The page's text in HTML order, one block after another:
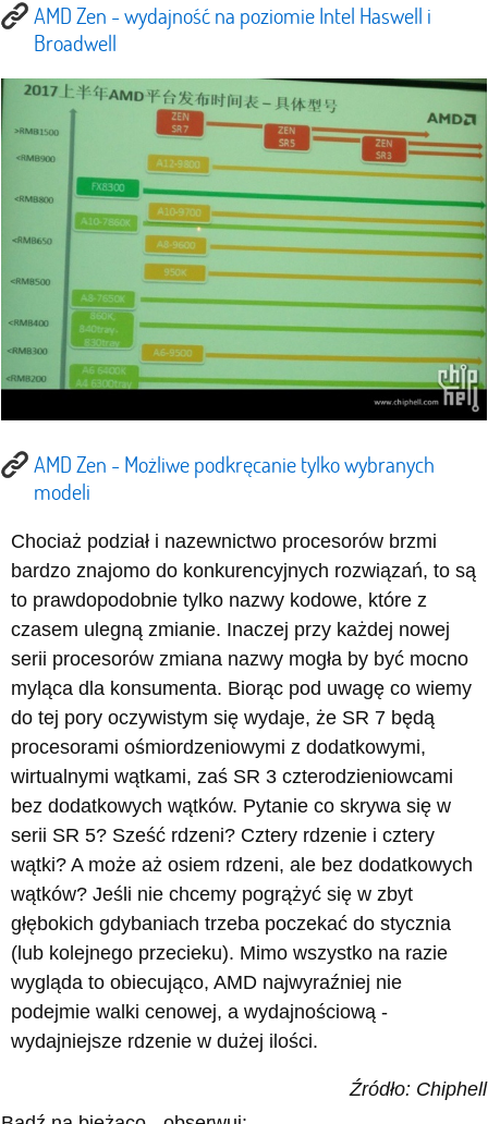
AMD Zen - wydajność na poziomie Intel Haswell i
Broadwell
AMD Zen - Możliwe podkręcanie tylko wybranych
modeli
Chociaż podział i nazewnictwo procesorów brzmi
bardzo znajomo do konkurencyjnych rozwiązań, to są
to prawdopodobnie tylko nazwy kodowe, które z
czasem ulegną zmianie. Inaczej przy każdej nowej
serii procesorów zmiana nazwy mogła by być mocno
myląca dla konsumenta. Biorąc pod uwagę co wiemy
do tej pory oczywistym się wydaje, że SR 7 będą
procesorami ośmiordzeniowymi z dodatkowymi,
wirtualnymi wątkami, zaś SR 3 czterodzieniowcami
bez dodatkowych wątków. Pytanie co skrywa się w
serii SR 5? Sześć rdzeni? Cztery rdzenie i cztery
wątki? A może aż osiem rdzeni, ale bez dodatkowych
wątków? Jeśli nie chcemy pogrążyć się w zbyt
głębokich gdybaniach trzeba poczekać do stycznia
(lub kolejnego przecieku). Mimo wszystko na razie
wygląda to obiecująco, AMD najwyraźniej nie
podejmie walki cenowej, a wydajnościową -
wydajniejsze rdzenie w dużej ilości.
Źródło: Chiphell